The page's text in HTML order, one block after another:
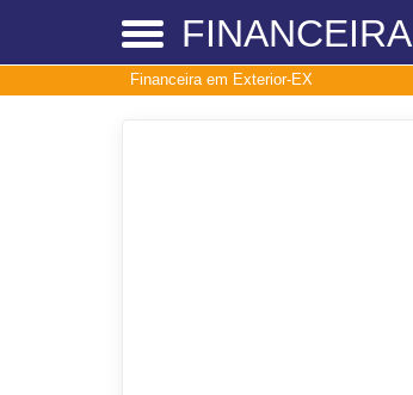
FINANCEIRA
Financeira em Exterior-EX